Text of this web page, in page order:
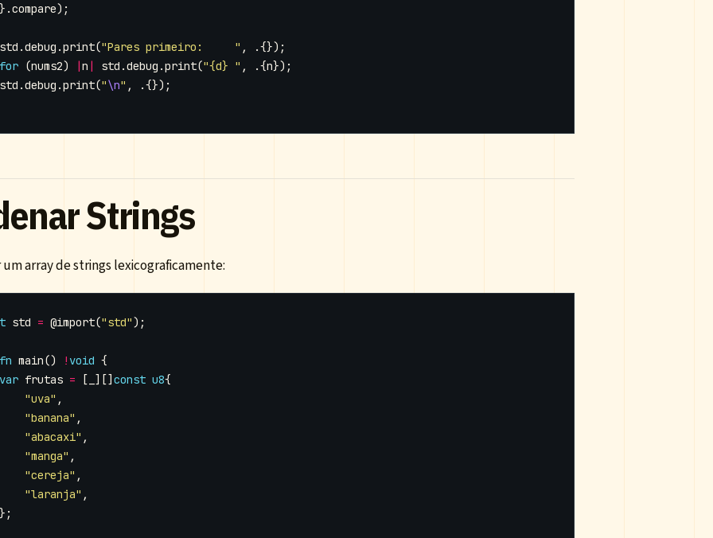
}.compare);
std .debug .print("Pares primeiro:     " ,
.{});
for (nums2) |n | std .debug .print("{d} " , .{n});
std .debug .print("\n" , .{});
Strings
array de strings lexicograficamente:
std = @import("std");
fn main() ! void {
var frutas = [ ][] const u8{
"uva" ,
"banana" ,
"abacaxi" ,
"manga" ,
"cereja" ,
"laranja" ,
};